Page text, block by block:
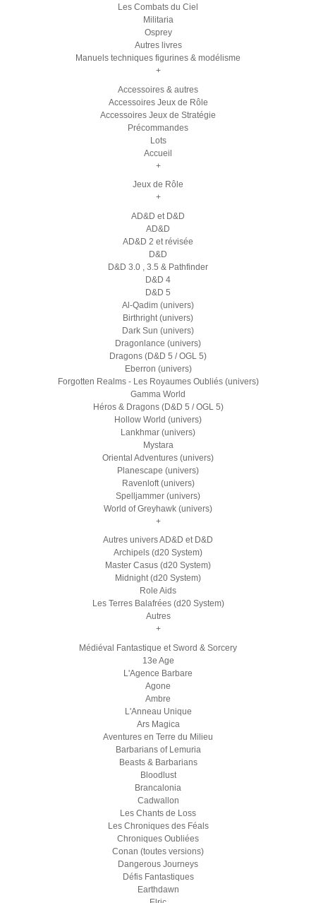
Les Combats du Ciel
Militaria
Osprey
Autres livres
Manuels techniques figurines & modélisme
+
Accessoires & autres
Accessoires Jeux de Rôle
Accessoires Jeux de Stratégie
Précommandes
Lots
Accueil
+
Jeux de Rôle
+
AD&D et D&D
AD&D
AD&D 2 et révisée
D&D
D&D 3.0 , 3.5 & Pathfinder
D&D 4
D&D 5
Al-Qadim (univers)
Birthright (univers)
Dark Sun (univers)
Dragonlance (univers)
Dragons (D&D 5 / OGL 5)
Eberron (univers)
Forgotten Realms - Les Royaumes Oubliés (univers)
Gamma World
Héros & Dragons (D&D 5 / OGL 5)
Hollow World (univers)
Lankhmar (univers)
Mystara
Oriental Adventures (univers)
Planescape (univers)
Ravenloft (univers)
Spelljammer (univers)
World of Greyhawk (univers)
+
Autres univers AD&D et D&D
Archipels (d20 System)
Master Casus (d20 System)
Midnight (d20 System)
Role Aids
Les Terres Balafrées (d20 System)
Autres
+
Médiéval Fantastique et Sword & Sorcery
13e Age
L'Agence Barbare
Agone
Ambre
L'Anneau Unique
Ars Magica
Aventures en Terre du Milieu
Barbarians of Lemuria
Beasts & Barbarians
Bloodlust
Brancalonia
Cadwallon
Les Chants de Loss
Les Chroniques des Féals
Chroniques Oubliées
Conan (toutes versions)
Dangerous Journeys
Défis Fantastiques
Earthdawn